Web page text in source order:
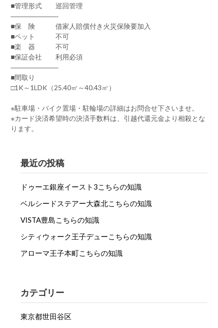
■管理形式 巡回管理
―――――――
■保 険 借家人賠償付き火災保険要加入
■ペット 不可
■楽 器 不可
■保証会社 利用必須
―――――――
■間取り
□1K～1LDK（25.40㎡～40.43㎡）
※駐車場・バイク置場・駐輪場の詳細はお問合せ下さいませ。
※カード決済希望時の決済手数料は、引越代還元金より相殺とな
ります。
最近の投稿
ドゥーエ銀座イースト3こちらの知識
ベルシードステアー大森北こちらの知識
VISTA豊島こちらの知識
シティウォーク王子デューこちらの知識
アローマ王子本町こちらの知識
カテゴリー
東京都世田谷区